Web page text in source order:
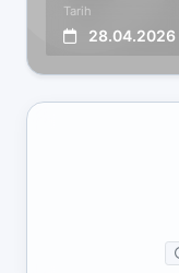
Tarih
28.04.2026